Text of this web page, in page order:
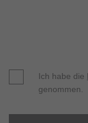
Ich habe die
genommen.